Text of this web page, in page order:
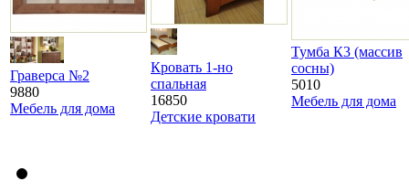
Граверса №2
9880
Мебель для дома
Кровать 1-но
спальная
16850
Детские кровати
Тумба К3 (массив
сосны)
5010
Мебель для дома